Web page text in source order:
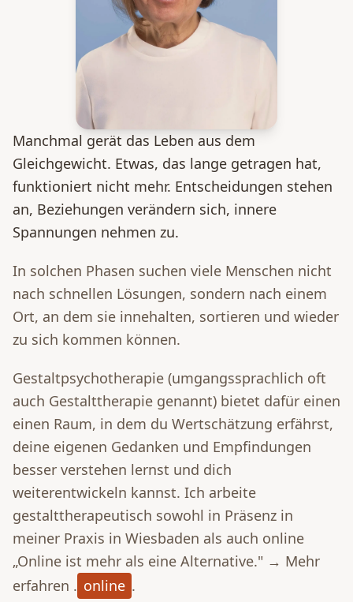
Manchmal gerät das Leben aus dem
Gleichgewicht. Etwas, das lange getragen hat,
funktioniert nicht mehr. Entscheidungen stehen
an, Beziehungen verändern sich, innere
Spannungen nehmen zu.
In solchen Phasen suchen viele Menschen nicht
nach schnellen Lösungen, sondern nach einem
Ort, an dem sie innehalten, sortieren und wieder
zu sich kommen können.
Gestaltpsychotherapie (umgangssprachlich oft
auch Gestalttherapie genannt) bietet dafür einen
einen Raum, in dem du Wertschätzung erfährst,
deine eigenen Gedanken und Empfindungen
besser verstehen lernst und dich
weiterentwickeln kannst. Ich arbeite
gestalttherapeutisch sowohl in Präsenz in
meiner Praxis in Wiesbaden als auch online
„Online ist mehr als eine Alternative." → Mehr
erfahren . online .